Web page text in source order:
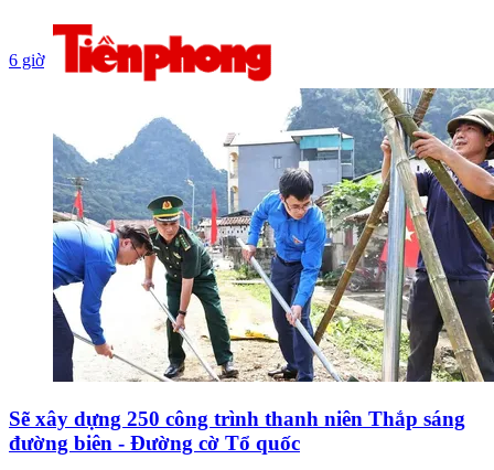
6 giờ
Sẽ xây dựng 250 công trình thanh niên Thắp sáng
đường biên - Đường cờ Tổ quốc